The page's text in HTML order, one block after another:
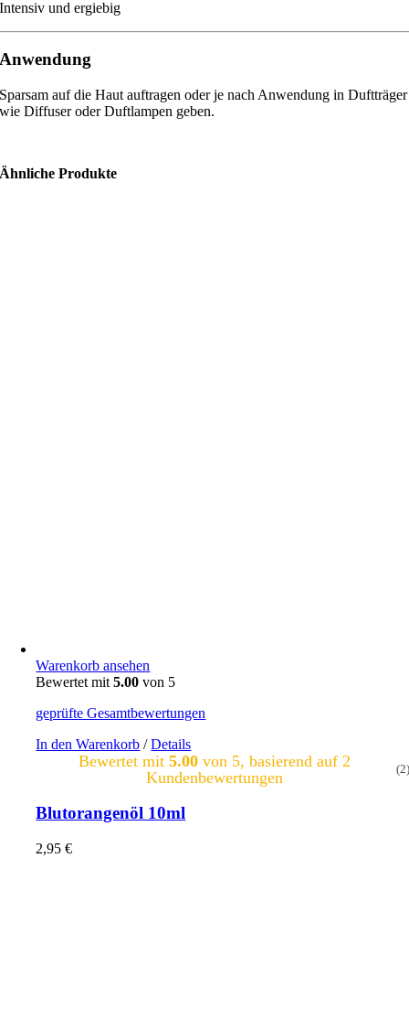
Intensiv und ergiebig
Anwendung
Sparsam auf die Haut auftragen oder je nach Anwendung in Duftträger
wie Diffuser oder Duftlampen geben.
Ähnliche Produkte
Warenkorb ansehen
Bewertet mit5.00 von 5
geprüfte Gesamtbewertungen
In den Warenkorb / Details
Bewertet mit 5.00von 5, basierend auf 2
Kundenbewertungen
(2)
Blutorangenöl 10ml
2,95€